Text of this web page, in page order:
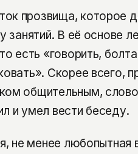
прозвища, которое
занятий. В её основе
есть «говорить,
Скорее всего,
общительным,
и умел вести беседу.
не менее любопытная